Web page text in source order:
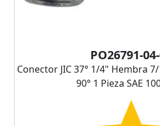
PO26791-
Conector JIC 37° 1/4" Hembra
90° 1 Pieza SAE